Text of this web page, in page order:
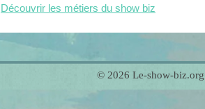
Découvrir les métiers du show biz
© 2026 Le-show-